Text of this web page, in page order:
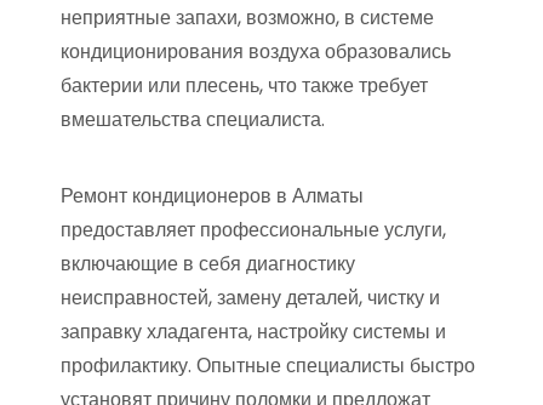
неприятные запахи, возможно, в системе
кондиционирования воздуха образовались
бактерии или плесень, что также требует
вмешательства специалиста.
Ремонт кондиционеров в Алматы
предоставляет профессиональные услуги,
включающие в себя диагностику
неисправностей, замену деталей, чистку и
заправку хладагента, настройку системы и
профилактику. Опытные специалисты быстро